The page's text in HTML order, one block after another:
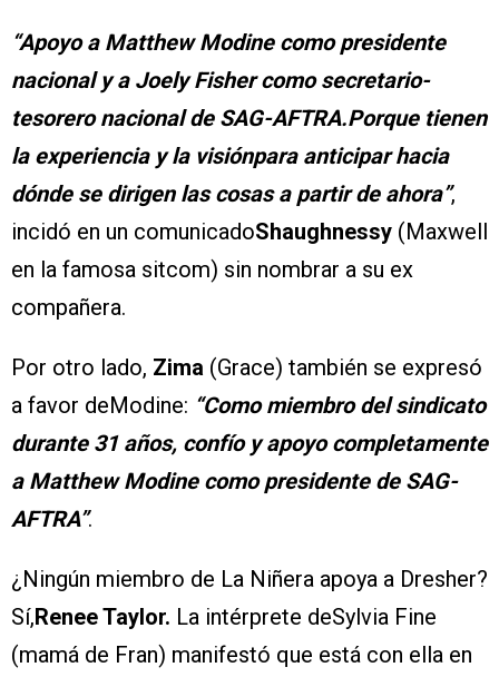
“Apoyo a Matthew Modine como presidente
nacional y a Joely Fisher como secretario-
tesorero nacional de SAG-AFTRA.Porque tienen
la experiencia y la visiónpara anticipar hacia
dónde se dirigen las cosas a partir de ahora”,
incidó en un comunicadoShaughnessy (Maxwell
en la famosa sitcom) sin nombrar a su ex
compañera.
Por otro lado, Zima (Grace) también se expresó
a favor deModine: “Como miembro del sindicato
durante 31 años, confío y apoyo completamente
a Matthew Modine como presidente de SAG-
AFTRA”.
¿Ningún miembro de La Niñera apoya a Dresher?
Sí,Renee Taylor. La intérprete deSylvia Fine
(mamá de Fran) manifestó que está con ella en